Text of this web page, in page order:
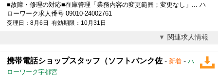
■故障・ 修理の対応■在庫管理「業務内容の変更範囲；変更なし」... ハ
ローワーク求人番号 09010-24002761
受理日：8月6日 有効期限：10月31日
関連求人情報
携帯電話ショップスタッフ（ソフトバンク佐 - 新着 - ハ
ローワーク宇都宮